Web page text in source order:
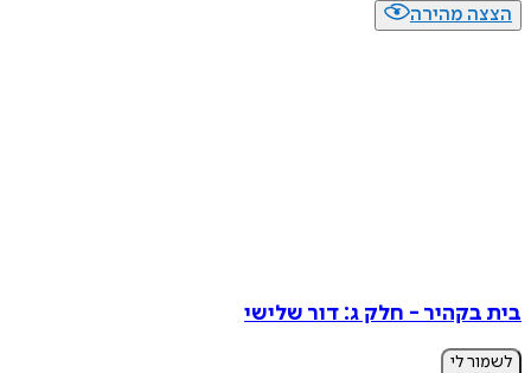
הצצה מהירה
בית בקהיר - חלק ג: דור שלישי
לשמור לי